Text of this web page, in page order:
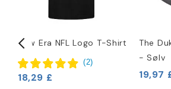
New Era NFL Logo T-Shirt
(2)
18,29 £
The
- Sølv
19,97